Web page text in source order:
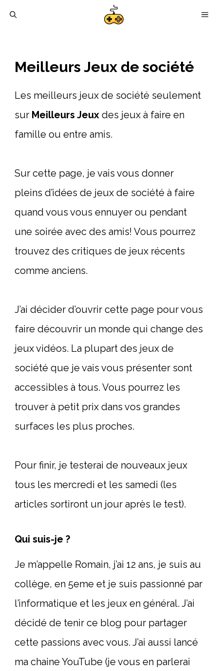
Aller
Meilleurs Jeux de société
Les meilleurs jeux de société seulement
sur Meilleurs Jeux des jeux à faire en
famille ou entre amis.
Sur cette page, je vais vous donner
pleins d’idées de jeux de société à faire
quand vous vous ennuyer ou pendant
une soirée avec des amis! Vous pourrez
trouvez des critiques de jeux récents
comme anciens.
J’ai décider d’ouvrir cette page pour vous
faire découvrir un monde qui change des
jeux vidéos. La plupart des jeux de
société que je vais vous présenter sont
accessibles à tous. Vous pourrez les
trouver à petit prix dans vos grandes
surfaces les plus proches.
Pour finir, je testerai de nouveaux jeux
tous les mercredi et les samedi (les
articles sortiront un jour après le test).
Qui suis-je ?
Je m’appelle Romain, j’ai 12 ans, je suis au
collège, en 5eme et je suis passionné par
l’informatique et les jeux en général. J’ai
décidé de tenir ce blog pour partager
cette passions avec vous. J’ai aussi lancé
ma chaine YouTube (je vous en parlerai